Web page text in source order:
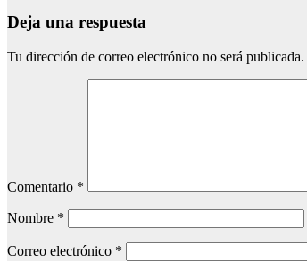
Deja una respuesta
Tu dirección de correo electrónico no será publicada.
Comentario *
Nombre *
Correo electrónico *